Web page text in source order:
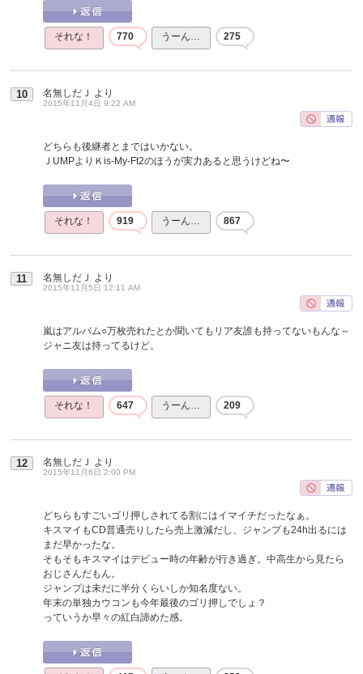
それな！ 770 うーん… 275
10 名無しだＪ より
2015年11月4日 9:22 AM
どちらも後継者とまではいかない。
ＪUMPよりＫis-My-Ft2のほうが実力あると思うけどね〜
それな！ 919 うーん… 867
11 名無しだＪ より
2015年11月5日 12:11 AM
嵐はアルバム○万枚売れたとか聞いてもリア友誰も持ってないもんな～
ジャニ友は持ってるけど。
それな！ 647 うーん… 209
12 名無しだＪ より
2015年11月6日 2:00 PM
どちらもすごいゴリ押しされてる割にはイマイチだったなぁ。
キスマイもCD普通売りしたら売上激減だし、ジャンプも24h出るには
まだ早かったな。
そもそもキスマイはデビュー時の年齢が行き過ぎ。中高生から見たら
おじさんだもん。
ジャンプは未だに半分くらいしか知名度ない。
年末の単独カウコンも今年最後のゴリ押しでしょ？
っていうか早々の紅白諦めた感。